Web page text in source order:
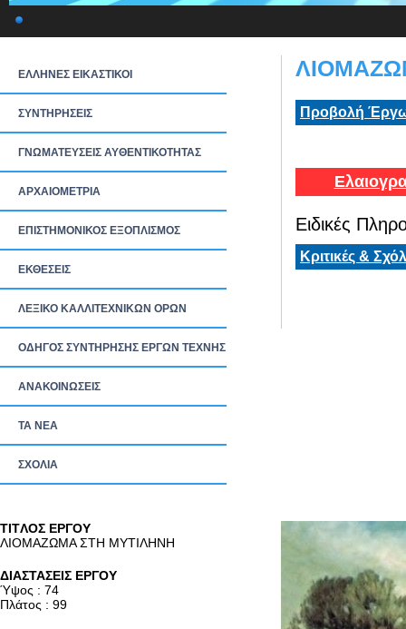
ΕΛΛΗΝΕΣ ΕΙΚΑΣΤΙΚΟΙ
ΣΥΝΤΗΡΗΣΕΙΣ
ΓΝΩΜΑΤΕΥΣΕΙΣ ΑΥΘΕΝΤΙΚΟΤΗΤΑΣ
ΑΡΧΑΙΟΜΕΤΡΙΑ
ΕΠΙΣΤΗΜΟΝΙΚΟΣ ΕΞΟΠΛΙΣΜΟΣ
ΕΚΘΕΣΕΙΣ
ΛΕΞΙΚΟ ΚΑΛΛΙΤΕΧΝΙΚΩΝ ΟΡΩΝ
ΟΔΗΓΟΣ ΣΥΝΤΗΡΗΣΗΣ ΕΡΓΩΝ ΤΕΧΝΗΣ
ΑΝΑΚΟΙΝΩΣΕΙΣ
ΤΑ ΝEΑ
ΣΧΟΛΙΑ
Προβολή
Ειδικές
Κριτικές &
TITΛΟΣ ΕΡΓΟΥ
ΛΙΟΜΑΖΩΜΑ ΣΤΗ ΜΥΤΙΛΗΝΗ
ΔΙΑΣΤΑΣΕΙΣ ΕΡΓΟΥ
Ύψος : 74
Πλάτος : 99